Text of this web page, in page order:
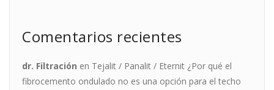
Comentarios recientes
dr. Filtración en Tejalit / Panalit / Eternit ¿Por qué el
fibrocemento ondulado no es una opción para el techo